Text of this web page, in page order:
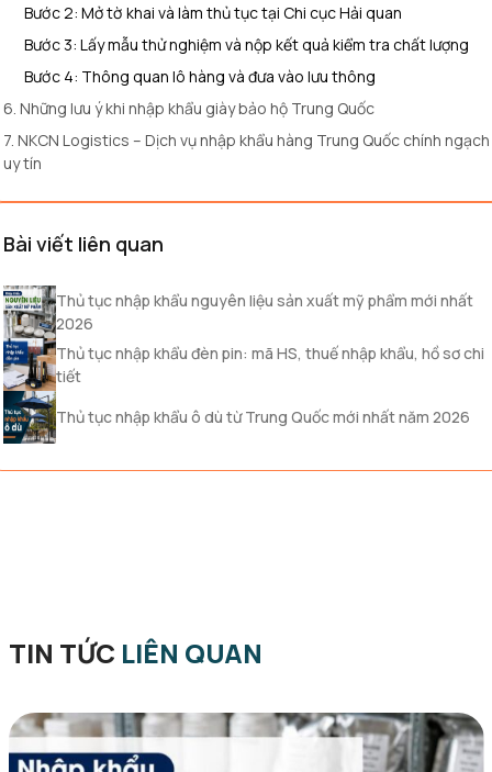
Bước 2: Mở tờ khai và làm thủ tục tại Chi cục Hải quan
Bước 3: Lấy mẫu thử nghiệm và nộp kết quả kiểm tra chất lượng
Bước 4: Thông quan lô hàng và đưa vào lưu thông
6. Những lưu ý khi nhập khẩu giày bảo hộ Trung Quốc
7. NKCN Logistics – Dịch vụ nhập khẩu hàng Trung Quốc chính ngạch
uy tín
Bài viết liên quan
Thủ tục nhập khẩu nguyên liệu sản xuất mỹ phẩm mới nhất
2026
Thủ tục nhập khẩu đèn pin: mã HS, thuế nhập khẩu, hồ sơ chi
tiết
Thủ tục nhập khẩu ô dù từ Trung Quốc mới nhất năm 2026
TIN TỨC LIÊN QUAN